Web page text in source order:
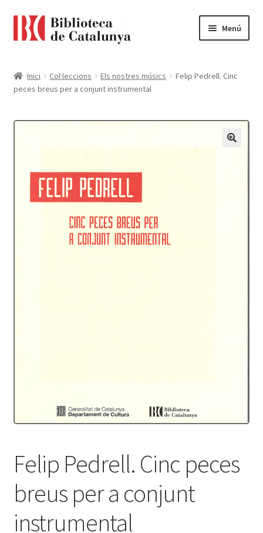
Menú
Accessibilitat
Cistella
Finalitzar compra
Inici Col·leccions Els nostres músics
Felip Pedrell. Cinc
peces breus per a conjunt instrumental
Felip Pedrell. Cinc peces
breus per a conjunt
instrumental